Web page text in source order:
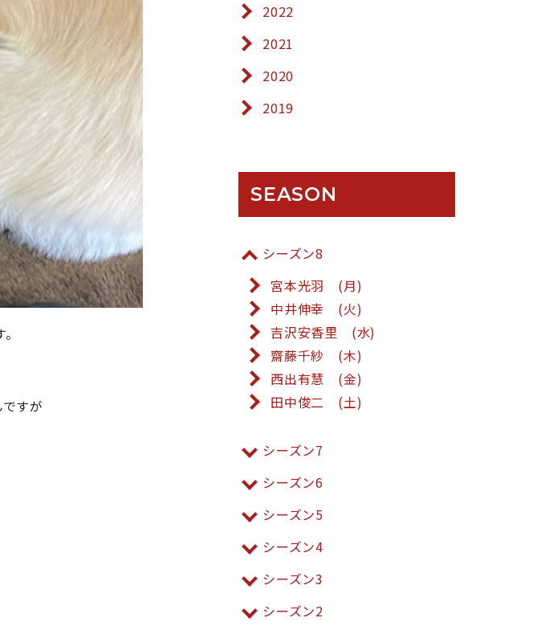
すが
2022
2021
2020
2019
SEASON
シーズン8
宮本光羽 (月)
中井伸幸 (火)
吉沢安香里 (水)
齋藤千紗 (木)
西出有慧 (金)
田中俊二 (土)
シーズン7
シーズン6
シーズン5
シーズン4
シーズン3
シーズン2